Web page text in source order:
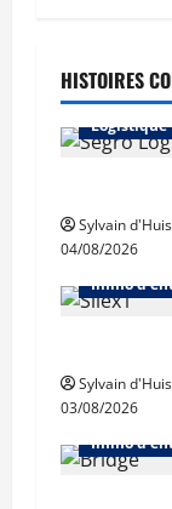
HISTOIRES
Immo
Logistique
Sylvain
04/08/2026
Abonnés
Immo
Sylvain
03/08/2026
Abonnés
Immo